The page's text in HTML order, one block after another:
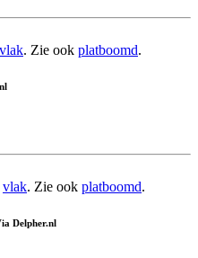
vlak. Zie ook platboomd.
vlak. Zie ook platboomd.
Delpher.nl